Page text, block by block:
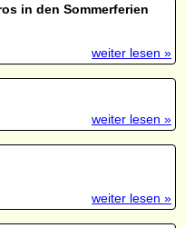
in den Sommerferien
weiter lesen »
weiter lesen »
weiter lesen »